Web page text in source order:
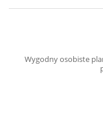
Wygodny osobiste